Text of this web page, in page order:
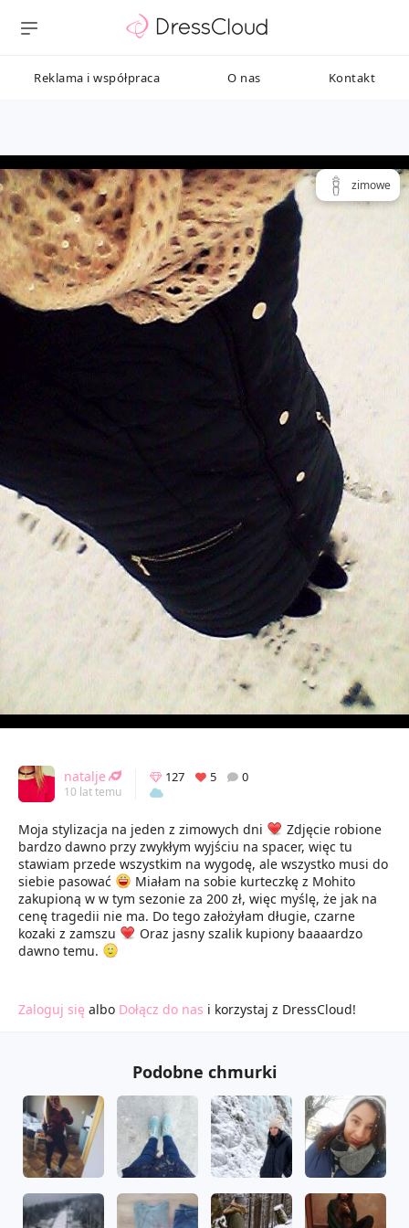
Reklama i współpraca O nas Kontakt
zimowe
natalje
10 lat temu
127 5 0
Moja stylizacja na jeden z zimowych dni
Zdjęcie robione
bardzo dawno przy zwykłym wyjściu na spacer, więc tu
stawiam przede wszystkim na wygodę, ale wszystko musi do
siebie pasować
Miałam na sobie kurteczkę z Mohito
zakupioną w w tym sezonie za 200 zł, więc myślę, że jak na
cenę tragedii nie ma. Do tego założyłam długie, czarne
kozaki z zamszu
Oraz jasny szalik kupiony baaaardzo
dawno temu.
Zaloguj się albo Dołącz do nas i korzystaj z DressCloud!
Podobne chmurki